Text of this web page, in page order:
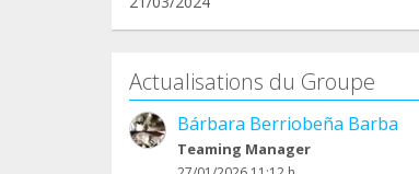
Actualisations du Groupe
Bárbara Berriobeña Barba
Teaming Manager